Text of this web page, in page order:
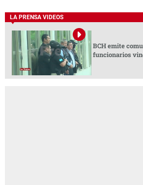
LA PRENSA VIDEOS
BCH emite
funcionarios